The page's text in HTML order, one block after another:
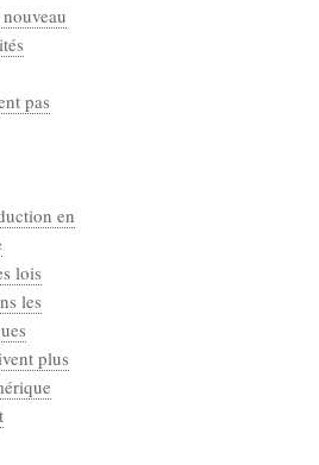
pas
en
lois
les
plus